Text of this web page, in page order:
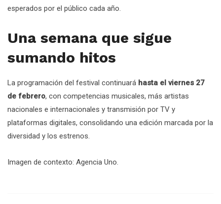
esperados por el público cada año.
Una semana que sigue
sumando hitos
La programación del festival continuará hasta el viernes 27
de febrero, con competencias musicales, más artistas
nacionales e internacionales y transmisión por TV y
plataformas digitales, consolidando una edición marcada por la
diversidad y los estrenos.
Imagen de contexto: Agencia Uno.